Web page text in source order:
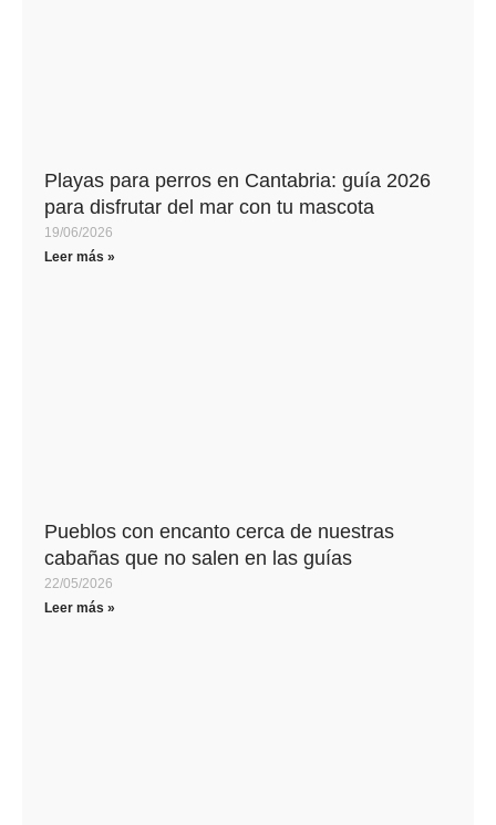
Playas para perros en Cantabria: guía 2026
para disfrutar del mar con tu mascota
19/06/2026
Leer más »
Pueblos con encanto cerca de nuestras
cabañas que no salen en las guías
22/05/2026
Leer más »